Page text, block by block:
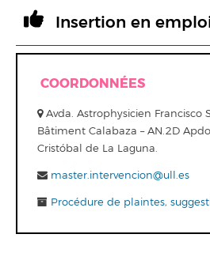
Insertion en
COORDONNÉES
Avda. Astrophysicien Francisco
Bâtiment Calabaza – AN.2D
Cristóbal de La Laguna.
master.intervencion@ull.es
Procédure de plaintes,